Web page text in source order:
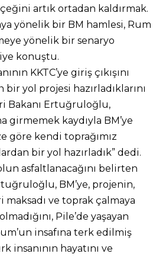
artık ortadan kaldırmak.
yönelik bir BM hamlesi, Rum
yönelik bir senaryo
konuştu.
KKTC’ye giriş çıkışını
yol projesi hazırladıklarını
Bakanı Ertuğruloğlu,
girmemek kaydıyla BM’ye
göre kendi toprağımız
bir yol hazırladık” dedi.
asfaltlanacağını belirten
BM’ye, projenin,
maksadı ve toprak çalmaya
Pile’de yaşayan
insafına terk edilmiş
insanının hayatını ve